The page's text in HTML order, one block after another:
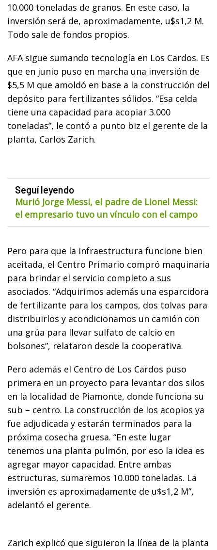
10.000 toneladas de granos. En este caso, la
inversión será de, aproximadamente, u$s1,2 M.
Todo sale de fondos propios.
AFA sigue sumando tecnología en Los Cardos. Es
que en junio puso en marcha una inversión de
$5,5 M que amoldó en base a la construcción del
depósito para fertilizantes sólidos. “Esa celda
tiene una capacidad para acopiar 3.000
toneladas”, le contó a punto biz el gerente de la
planta, Carlos Zarich.
Seguí leyendo
Murió Jorge Messi, el padre de Lionel Messi:
el empresario tuvo un vínculo con el campo
Pero para que la infraestructura funcione bien
aceitada, el Centro Primario compró maquinaria
para brindar el servicio completo a sus
asociados. “Adquirimos además una esparcidora
de fertilizante para los campos, dos tolvas para
distribuirlos y acondicionamos un camión con
una grúa para llevar sulfato de calcio en
bolsones”, relataron desde la cooperativa.
Pero además el Centro de Los Cardos puso
primera en un proyecto para levantar dos silos
en la localidad de Piamonte, donde funciona su
sub – centro. La construcción de los acopios ya
fue adjudicada y estarán terminados para la
próxima cosecha gruesa. “En este lugar
tenemos una planta pulmón, por eso la idea es
agregar mayor capacidad. Entre ambas
estructuras, sumaremos 10.000 toneladas. La
inversión es aproximadamente de u$s1,2 M”,
adelantó el gerente.
Zarich explicó que siguieron la línea de la planta